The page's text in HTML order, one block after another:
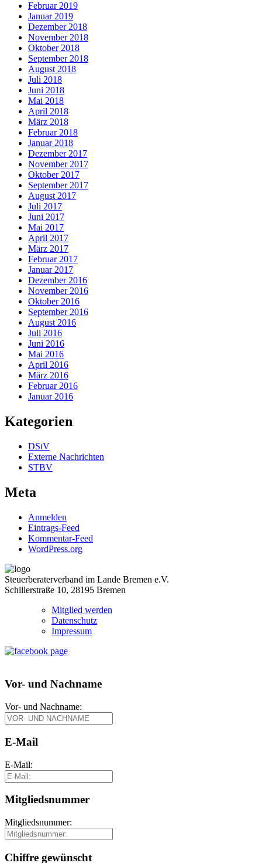
Februar 2019
Januar 2019
Dezember 2018
November 2018
Oktober 2018
September 2018
August 2018
Juli 2018
Juni 2018
Mai 2018
April 2018
März 2018
Februar 2018
Januar 2018
Dezember 2017
November 2017
Oktober 2017
September 2017
August 2017
Juli 2017
Juni 2017
Mai 2017
April 2017
März 2017
Februar 2017
Januar 2017
Dezember 2016
November 2016
Oktober 2016
September 2016
August 2016
Juli 2016
Juni 2016
Mai 2016
April 2016
März 2016
Februar 2016
Januar 2016
Kategorien
DStV
Externe Nachrichten
STBV
Meta
Anmelden
Eintrags-Feed
Kommentar-Feed
WordPress.org
Steuerberaterverband im Lande Bremen e.V.
Schillerstraße 10, 28195 Bremen
Mitglied werden
Datenschutz
Impressum
Vor- und Nachname
Vor- und Nachname:
E-Mail
E-Mail:
Mitgliedsnummer
Mitgliedsnummer:
Chiffre gewünscht